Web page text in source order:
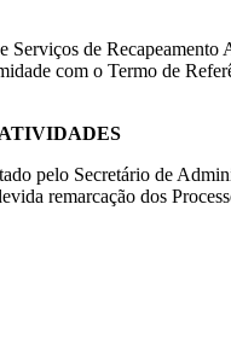
Serviços de
com o Termo de
pelo Secretário de
remarcação dos